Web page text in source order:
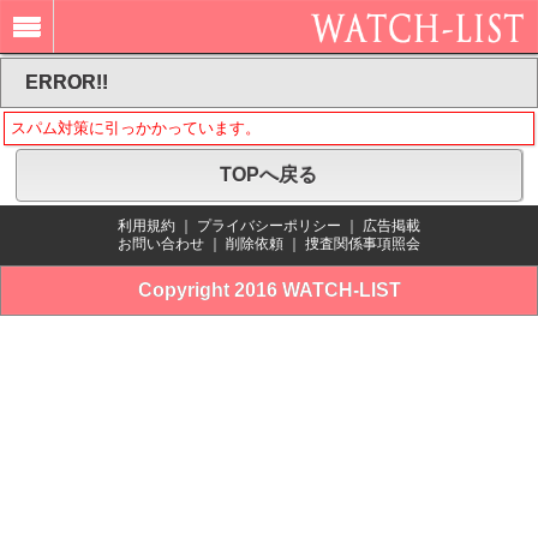
ERROR!!
スパム対策に引っかかっています。
TOPへ戻る
利用規約 プライバシーポリシー
広告掲載
お問い合わせ
削除依頼 捜査関係事項照会
Copyright 2016 WATCH-LIST